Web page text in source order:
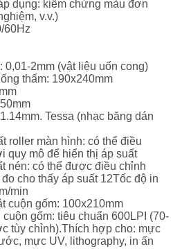
dụng: kiểm chứng màu đơn
v.v.)
60Hz
2mm (vật liệu uốn cong)
thấm: 190x240mm
Tessa (nhạc băng dán
roller màn hình: có thể điều
quy mô để hiển thị áp suất
nén: có thể được điều chỉnh
cho thấy áp suất 12Tốc độ in
min
cuộn gốm: 100x210mm
gốm: tiêu chuẩn 600LPI (70-
tùy chỉnh).Thích hợp cho: mực
mực UV, lithography, in ấn